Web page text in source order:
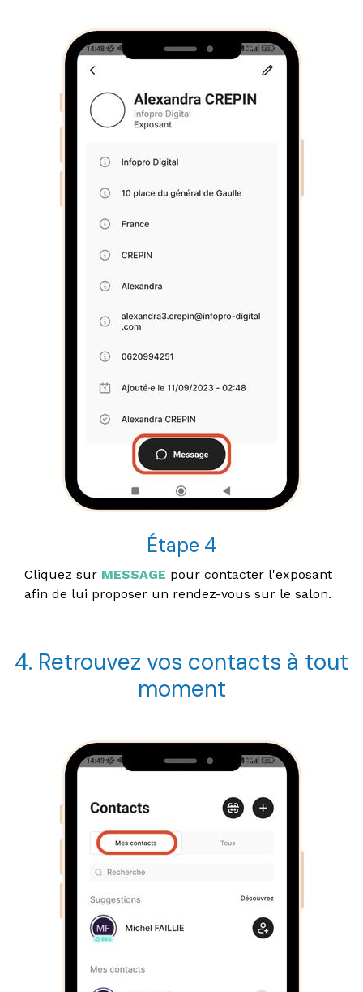
Étape 4
Cliquez sur MESSAGE pour contacter l'exposant
afin de lui proposer un rendez-vous sur le salon.
4. Retrouvez vos contacts à tout
moment